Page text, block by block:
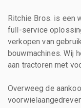
Ritchie Bros. is een
full-service
verkopen van
bouwmachines. Wij
aan tractoren met
Overweeg de